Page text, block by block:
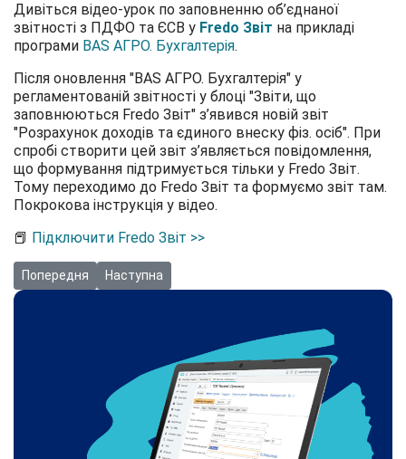
Дивіться відео-урок по заповненню об’єднаної
звітності з ПДФО та ЄСВ у Fredo Звіт на прикладі
програми BAS АГРО. Бухгалтерія.
Після оновлення "BAS АГРО. Бухгалтерія" у
регламентованій звітності у блоці "Звіти, що
заповнюються Fredo Звіт" з’явився новій звіт
"Розрахунок доходів та єдиного внеску фіз. осіб". При
спробі створити цей звіт з’являється повідомлення,
що формування підтримується тільки у Fredo Звіт.
Тому переходимо до Fredo Звіт та формуємо звіт там.
Покрокова інструкція у відео.
📕 Підключити Fredo Звіт >>
Попередня стаття: Відео: Як вивести додаткові дані в
Попередня Наступна стаття: Відео: Як оформити відпустку
Наступна